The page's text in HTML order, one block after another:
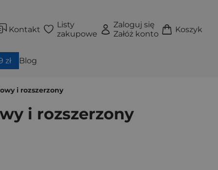
Kontakt
Listy
zakupowe
Zaloguj się
Załóż konto
Koszyk
zł Blog
i rozszerzony
i rozszerzony